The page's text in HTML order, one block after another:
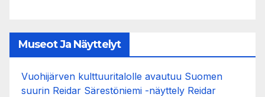
Museot Ja Näyttelyt
Vuohijärven kulttuuritalolle avautuu Suomen
suurin Reidar Särestöniemi -näyttely Reidar